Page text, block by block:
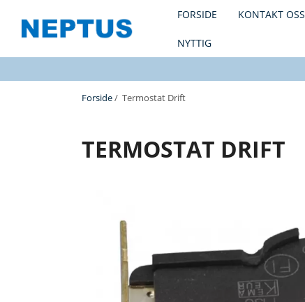
FORSIDE KONTAKT OSS
NYTTIG
Forside/ Termostat Drift
TERMOSTAT DRIFT